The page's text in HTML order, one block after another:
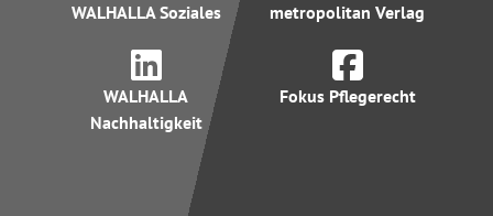
WALHALLA Soziales metropolitan Verlag
WALHALLA
Nachhaltigkeit
Fokus Pflegerecht